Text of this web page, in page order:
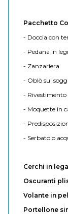
Pacchetto
- Doccia con
- Pedana in
- Zanzariera
- Oblò sul
- Rivestimento
- Moquette in
-
- Serbatoio
Cerchi in
Oscuranti
Volante in
Portellone